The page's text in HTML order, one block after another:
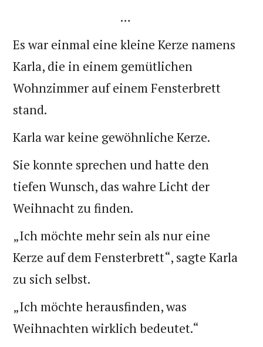
…
Es war einmal eine kleine Kerze namens
Karla, die in einem gemütlichen
Wohnzimmer auf einem Fensterbrett
stand.
Karla war keine gewöhnliche Kerze.
Sie konnte sprechen und hatte den
tiefen Wunsch, das wahre Licht der
Weihnacht zu finden.
„Ich möchte mehr sein als nur eine
Kerze auf dem Fensterbrett“, sagte Karla
zu sich selbst.
„Ich möchte herausfinden, was
Weihnachten wirklich bedeutet.“